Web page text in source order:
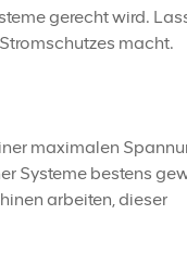
gerecht wird.
macht.
maximalen
Systeme bestens
arbeiten, dieser